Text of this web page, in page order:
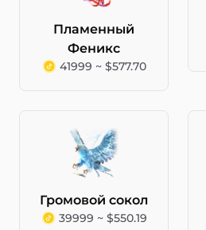
Пламенный
Феникс
41999 ~ $577.70
Громовой сокол
39999 ~ $550.19